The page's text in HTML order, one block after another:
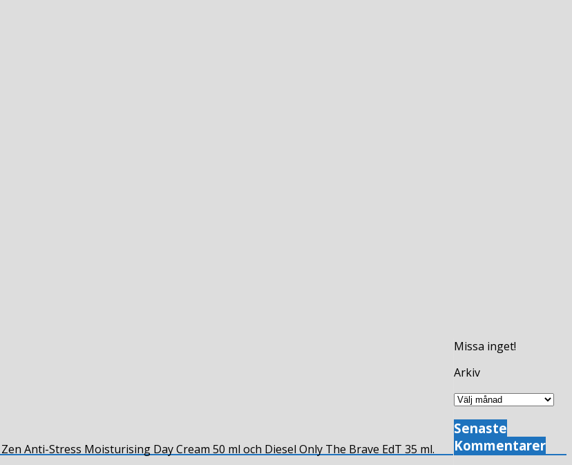
Anti-Stress Moisturising Day Cream 50 ml och Diesel Only The Brave EdT 35 ml.
Missa inget!
Arkiv
Arkiv
Senaste
Kommentarer